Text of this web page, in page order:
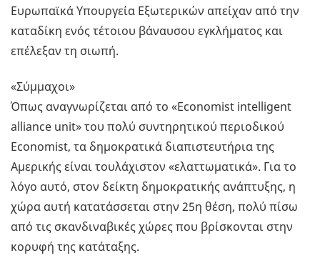
Ευρωπαϊκά Υπουργεία Εξωτερικών απείχαν από την
καταδίκη ενός τέτοιου βάναυσου εγκλήματος και
επέλεξαν τη σιωπή.
«Σύμμαχοι»
Όπως αναγνωρίζεται από το «Economist intelligent
alliance unit» του πολύ συντηρητικού περιοδικού
Economist, τα δημοκρατικά διαπιστευτήρια της
Αμερικής είναι τουλάχιστον «ελαττωματικά». Για το
λόγο αυτό, στον δείκτη δημοκρατικής ανάπτυξης, η
χώρα αυτή κατατάσσεται στην 25η θέση, πολύ πίσω
από τις σκανδιναβικές χώρες που βρίσκονται στην
κορυφή της κατάταξης.